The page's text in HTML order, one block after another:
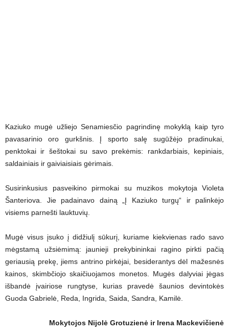
Kaziuko mugė užliejo Senamiesčio pagrindinę mokyklą kaip tyro
pavasarinio oro gurkšnis. Į sporto salę sugūžėjo pradinukai,
penktokai ir šeštokai su savo prekėmis: rankdarbiais, kepiniais,
saldainiais ir gaiviaisiais gėrimais.
Susirinkusius pasveikino pirmokai su muzikos mokytoja Violeta
Šanteriova. Jie padainavo dainą „Į Kaziuko turgų“ ir palinkėjo
visiems parnešti lauktuvių.
Mugė visus įsuko į didžiulį sūkurį, kuriame kiekvienas rado savo
mėgstamą užsiėmimą: jaunieji prekybininkai ragino pirkti pačią
geriausią prekę, jiems antrino pirkėjai, besiderantys dėl mažesnės
kainos, skimbčiojo skaičiuojamos monetos. Mugės dalyviai jėgas
išbandė įvairiose rungtyse, kurias pravedė šaunios devintokės
Guoda Gabrielė, Reda, Ingrida, Saida, Sandra, Kamilė.
Mokytojos Nijolė Grotuzienė ir Irena Mackevičien​ė